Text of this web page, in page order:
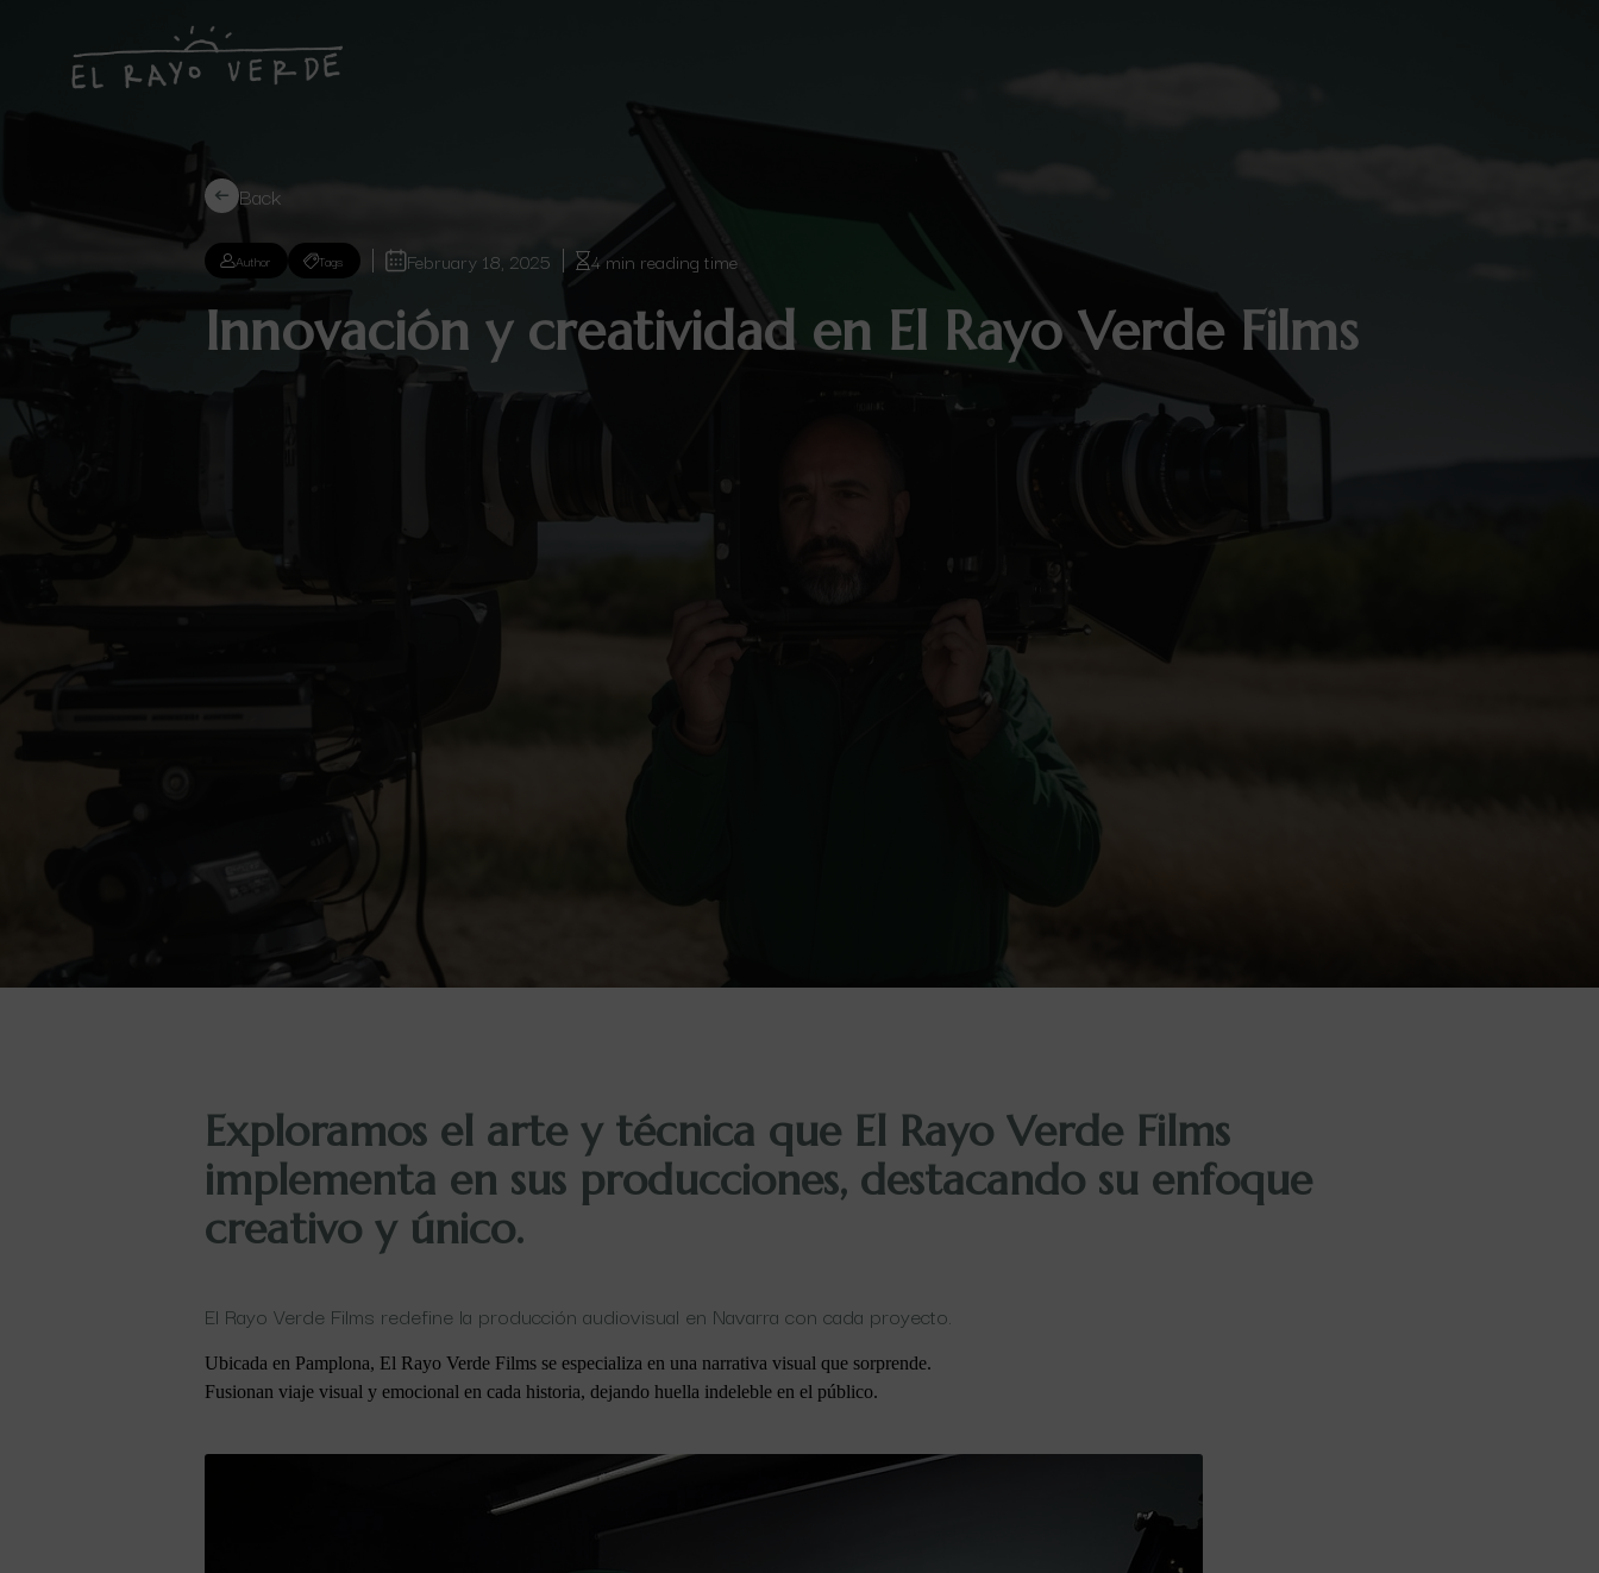
Back
Author Tags February 18, 2025 4 min reading time
Innovación y creatividad en El Rayo Verde Films
Exploramos el arte y técnica que El Rayo Verde Films
implementa en sus producciones, destacando su enfoque
creativo y único.
El Rayo Verde Films redefine la producción audiovisual en Navarra con cada proyecto.
Ubicada en Pamplona, El Rayo Verde Films se especializa en una narrativa visual que sorprende.
Fusionan viaje visual y emocional en cada historia, dejando huella indeleble en el público.